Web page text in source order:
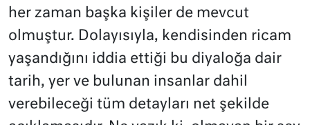
her zaman başka kişiler de mevcut
olmuştur. Dolayısıyla, kendisinden ricam
yaşandığını iddia ettiği bu diyaloğa dair
tarih, yer ve bulunan insanlar dahil
verebileceği tüm detayları net şekilde